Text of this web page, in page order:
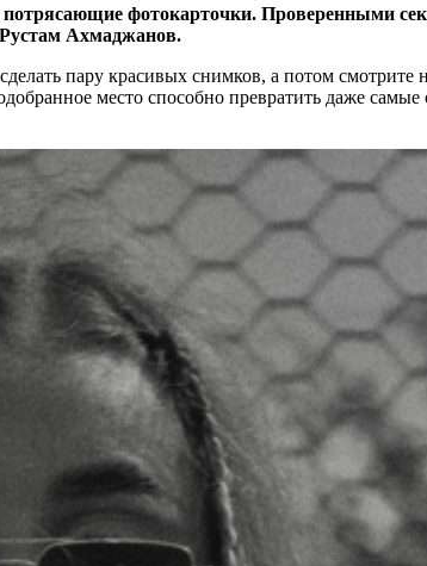
фотокарточки. Проверенными
Рустам Ахмаджанов.
пару красивых снимков, а потом
место способно превратить даже